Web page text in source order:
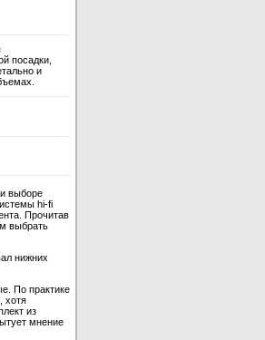
посадки,
и
выборе
hi-fi
Прочитав
выбрать
нижних
По практике
хотя
из
мнение